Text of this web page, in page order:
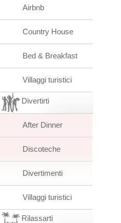
Airbnb
Country House
Bed & Breakfast
Villaggi turistici
Divertirti
After Dinner
Discoteche
Divertimenti
Villaggi turistici
Rilassarti